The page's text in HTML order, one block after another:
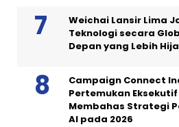
Weichai Lansir Lima
Teknologi secara
Depan yang Lebih
Campaign Connect
Pertemukan
Membahas Strategi
AI pada 2026